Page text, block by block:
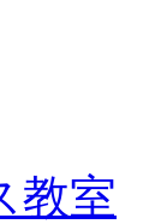
教室